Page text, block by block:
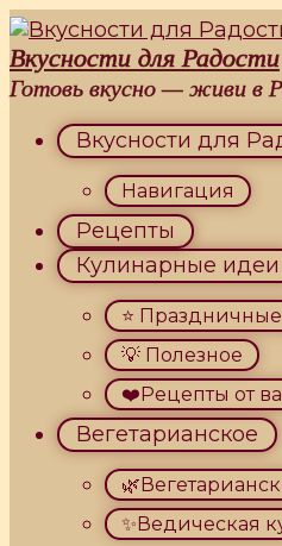
Перейти
к
контенту
Вкусности для Радости
Готовь вкусно — живи в
Вкусности для
Навигация
Рецепты
Кулинарные идеи
⭐
💡 Полезное
❤️Рецепты от
Вегетарианское
✨Ведическая